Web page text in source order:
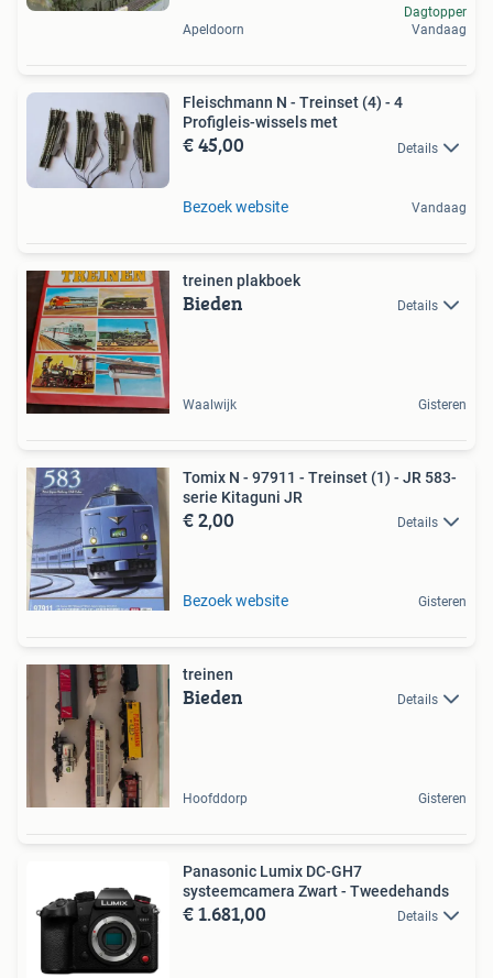
Apeldoorn
Dagtopper
Vandaag
Fleischmann N - Treinset (4) - 4
Profigleis-wissels met
€ 45,00 Details
Bezoek website Vandaag
treinen plakboek
Bieden Details
Waalwijk Gisteren
Tomix N - 97911 - Treinset (1) - JR 583-
serie Kitaguni JR
€ 2,00 Details
Bezoek website Gisteren
treinen
Bieden Details
Hoofddorp Gisteren
Panasonic Lumix DC-GH7
systeemcamera Zwart - Tweedehands
€ 1.681,00 Details